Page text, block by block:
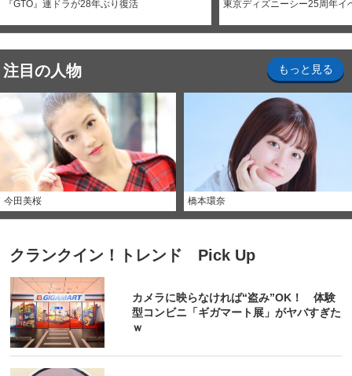
『GTO』連ドラが28年ぶり復活 東京ディズニーシー25周年イ
注目の人物 もっと見る
今田美桜 橋本環奈
クランクイン！トレンド Pick Up
カメラに映らなければ“盗み”OK！ 体験
型コンビニ「ギガマート展」がヤバすぎた
ｗ